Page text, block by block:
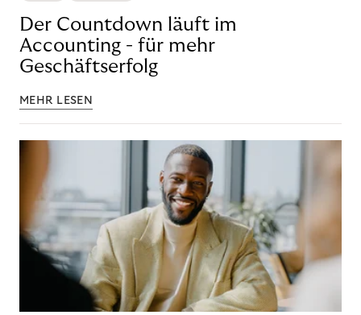
Der Countdown läuft im
Accounting - für mehr
Geschäftserfolg
MEHR LESEN